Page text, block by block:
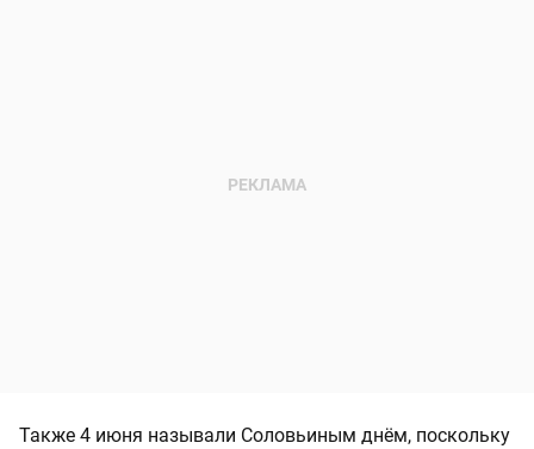
Также 4 июня называли Соловьиным днём, поскольку